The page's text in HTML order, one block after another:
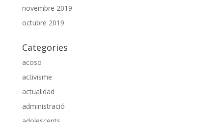
novembre 2019
octubre 2019
Categories
acoso
activisme
actualidad
administració